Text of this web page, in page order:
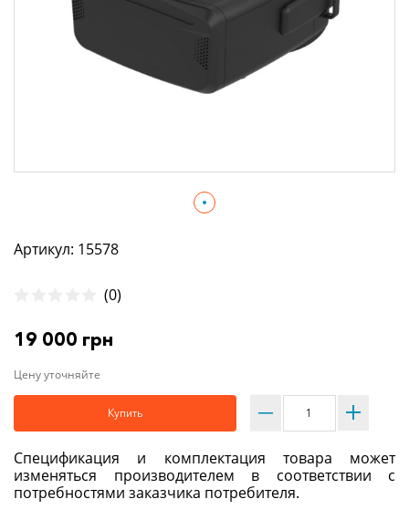
Артикул: 15578
(0)
19 000 грн
Цену уточняйте
Купить
Спецификация и комплектация товара может
изменяться производителем в соответствии с
потребностями заказчика потребителя.